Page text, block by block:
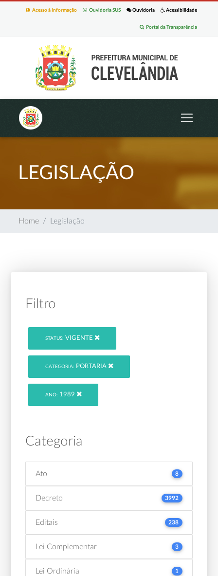
Acessibilidade
Ouvidoria
Ouvidoria SUS
Acesso à Informação
Portal da Transparência
LEGISLAÇÃO
Home Legislação
Filtro
STATUS: VIGENTE
CATEGORIA: PORTARIA
ANO: 1989
Categoria
Ato 8
Decreto 3992
Editais 238
Lei Complementar 3
Lei Ordinária 1